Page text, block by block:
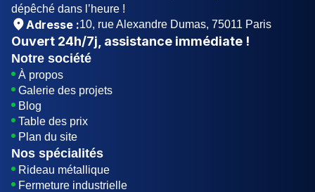
dépêché dans l’heure !
Adresse :10, rue Alexandre Dumas, 75011 Paris
Ouvert 24h/7j , assistance immédiate !
Notre société
À propos
Galerie des projets
Blog
Table des prix
Plan du site
Nos spécialités
Rideau métallique
Fermeture industrielle